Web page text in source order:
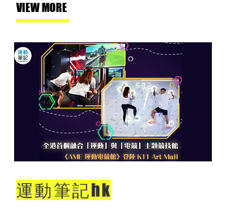
VIEW MORE
運動筆記hk